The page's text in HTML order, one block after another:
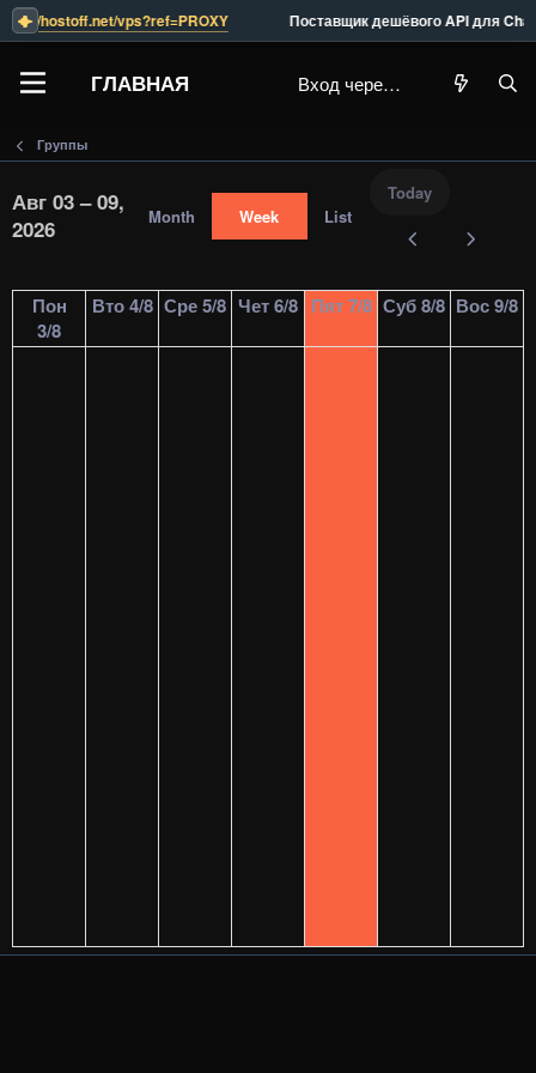
hostoff.net/vps?ref=PROXY Поставщик дешёвого API для
ГЛАВНАЯ Вход через Steam
Группы
Авг 03 – 09,
2026
Month Week List
Today
Пон
3/8
Вто 4/8 Сре 5/8 Чет 6/8 Пят 7/8 Суб 8/8 Вос 9/8